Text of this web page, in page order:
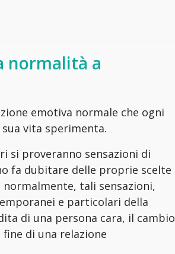
normalità a
emotiva normale che ogni
vita sperimenta.
si proveranno sensazioni di
fa dubitare delle proprie scelte
tali sensazioni,
e particolari della
di una persona cara, il cambio
di una relazione